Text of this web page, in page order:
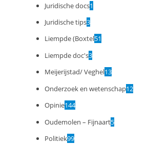
Juridische docs1
Juridische tips3
Liempde (Boxtel51
Liempde doc's3
Meijerijstad/ Veghel13
Onderzoek en wetenschap12
Opinie144
Oudemolen – Fijnaart5
Politiek99